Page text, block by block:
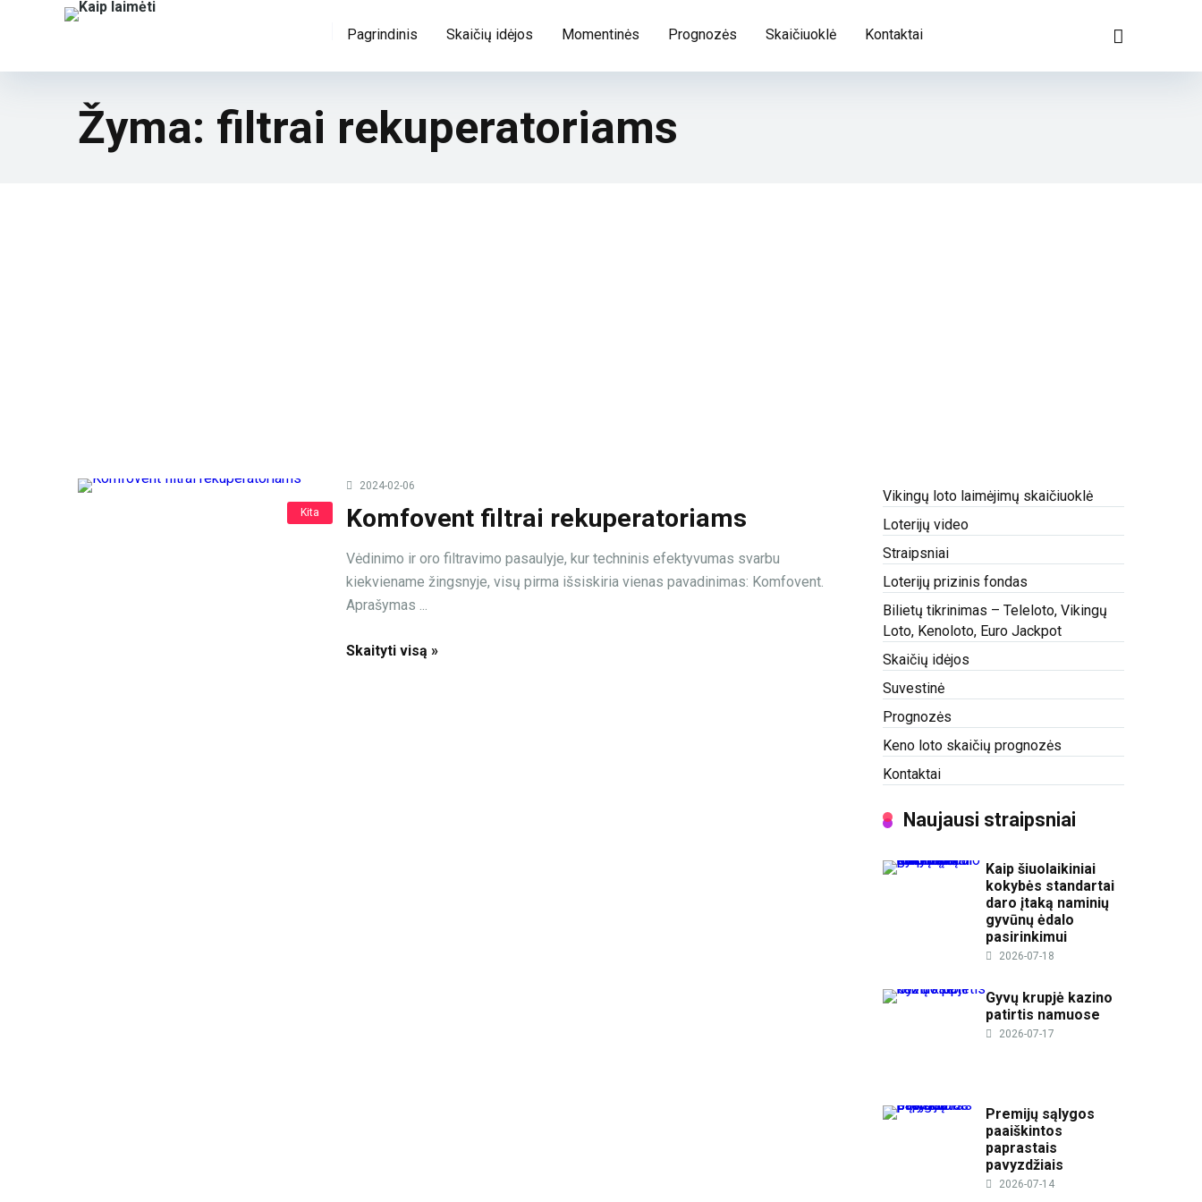
Pagrindinis Skaičių idėjos Momentinės Prognozės Skaičiuoklė Kontaktai
Žyma: filtrai rekuperatoriams
Kita
2024-02-06
Komfovent filtrai rekuperatoriams
Vėdinimo ir oro filtravimo pasaulyje, kur techninis efektyvumas svarbu
kiekviename žingsnyje, visų pirma išsiskiria vienas pavadinimas: Komfovent.
Aprašymas ...
Skaityti visą »
Vikingų loto laimėjimų skaičiuoklė
Loterijų video
Straipsniai
Loterijų prizinis fondas
Bilietų tikrinimas – Teleloto, Vikingų
Loto, Kenoloto, Euro Jackpot
Skaičių idėjos
Suvestinė
Prognozės
Keno loto skaičių prognozės
Kontaktai
Naujausi straipsniai
Kaip šiuolaikiniai
kokybės standartai
daro įtaką naminių
gyvūnų ėdalo
pasirinkimui
2026-07-18
Gyvų krupjė kazino
patirtis namuose
2026-07-17
Premijų sąlygos
paaiškintos
paprastais
pavyzdžiais
2026-07-14